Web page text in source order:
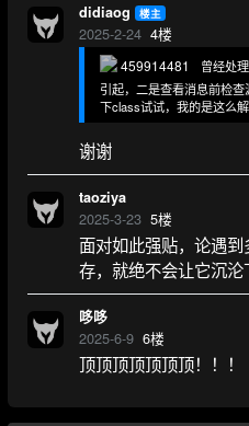
didiaog 楼主
2025-2-24 4楼
459914481
曾经处
引起，二是查看消息前检
下class试试，我的是这么
谢谢
taoziya
2025-3-23 5楼
面对如此强贴，论遇
存，就绝不会让它沉沦
哆哆
2025-6-9 6楼
顶顶顶顶顶顶顶！！！